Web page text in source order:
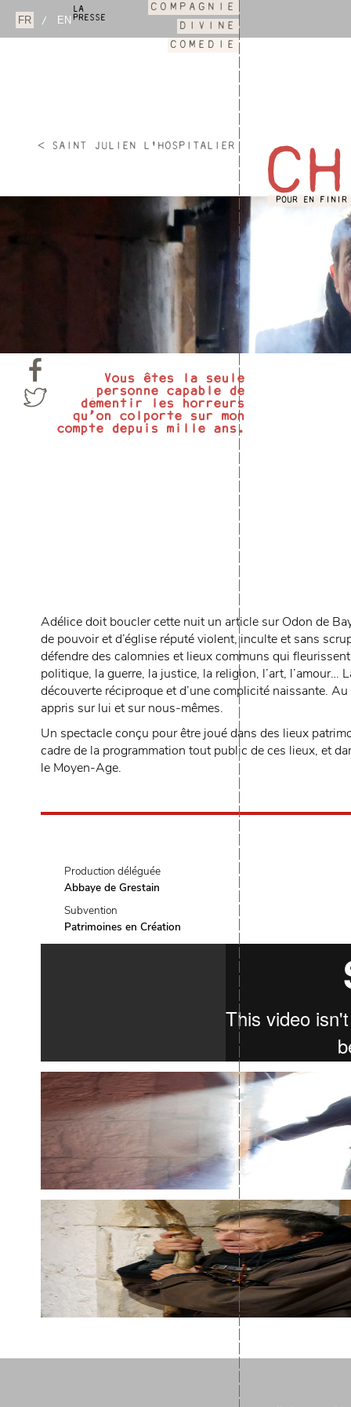
/
LA
PRESSE
COMPAGNIE
DIVINE
COMEDIE
< SAINT JULIEN L'HOSPITALIER
POUR EN FINIR
Vous êtes la seule
personne capable de
démentir les horreurs
qu’on colporte sur mon
compte depuis mille ans.
Adélice doit boucler cette nuit un article sur Odon de
de pouvoir et d’église réputé violent, inculte et sans
défendre des calomnies et lieux communs qui
politique, la guerre, la justice, la religion, l’art, l’amour…
découverte réciproque et d’une complicité naissante.
appris sur lui et sur nous-mêmes.
Un spectacle conçu pour être joué dans des lieux
cadre de la programmation tout public de ces lieux, et
le Moyen-Age.
Production déléguée
Abbaye de Grestain
Subvention
Patrimoines en Création